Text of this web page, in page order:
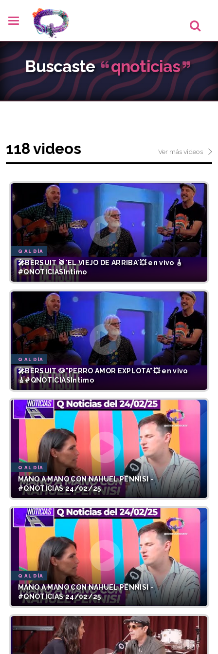
Buscaste qnoticias
118 videos Ver más videos
Q AL DÍA
🎤BERSUIT 🥁'EL VIEJO DE ARRIBA'💥 en vivo 🎸
#QNOTICIASIntimo
Q AL DÍA
🎤BERSUIT 🐶"PERRO AMOR EXPLOTA"💥 en vivo
🎸#QNOTICIASIntimo
Q AL DÍA
MANO A MANO CON NAHUEL PENNISI -
#QNOTICIAS 24/02/25
Q AL DÍA
MANO A MANO CON NAHUEL PENNISI -
#QNOTICIAS 24/02/25